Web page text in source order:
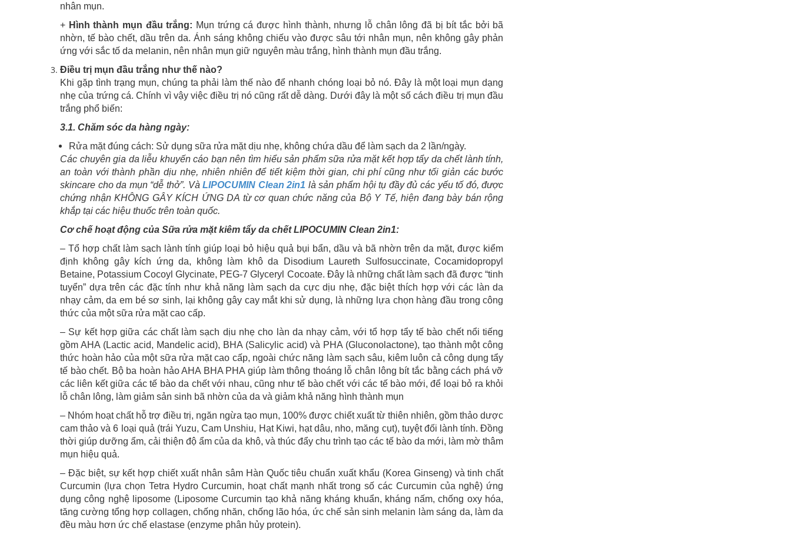
nhân mụn.
+ Hình thành mụn đầu trắng: Mụn trứng cá được hình thành, nhưng lỗ chân lông đã bị bít tắc bởi bã
nhờn, tế bào chết, dầu trên da. Ánh sáng không chiếu vào được sâu tới nhân mụn, nên không gây phản
ứng với sắc tố da melanin, nên nhân mụn giữ nguyên màu trắng, hình thành mụn đầu trắng.
Điều trị mụn đầu trắng như thế nào?
Khi gặp tình trạng mụn, chúng ta phải làm thế nào để nhanh chóng loại bỏ nó. Đây là một loại mụn dạng
nhẹ của trứng cá. Chính vì vậy việc điều trị nó cũng rất dễ dàng. Dưới đây là một số cách điều trị mụn đầu
trắng phổ biến:
3.1. Chăm sóc da hàng ngày:
Rửa mặt đúng cách: Sử dụng sữa rửa mặt dịu nhẹ, không chứa dầu để làm sạch da 2 lần/ngày.
Các chuyên gia da liễu khuyến cáo bạn nên tìm hiểu sản phẩm sữa rửa mặt kết hợp tẩy da chết lành tính,
an toàn với thành phần dịu nhẹ, nhiên nhiên để tiết kiệm thời gian, chi phí cũng như tối giản các bước
skincare cho da mụn “dễ thở”. VàLIPOCUMIN Clean 2in1 là sản phẩm hội tụ đầy đủ các yếu tố đó, được
chứng nhận KHÔNG GÂY KÍCH ỨNG DA từ cơ quan chức năng của Bộ Y Tế, hiện đang bày bán rộng
khắp tại các hiệu thuốc trên toàn quốc.
Cơ chế hoạt động của Sữa rửa mặt kiêm tẩy da chết LIPOCUMIN Clean 2in1:
– Tổ hợp chất làm sạch lành tính giúp loại bỏ hiệu quả bụi bẩn, dầu và bã nhờn trên da mặt, được kiểm
định không gây kích ứng da, không làm khô da Disodium Laureth Sulfosuccinate, Cocamidopropyl
Betaine, Potassium Cocoyl Glycinate, PEG-7 Glyceryl Cocoate. Đây là những chất làm sạch đã được “tinh
tuyển” dựa trên các đặc tính như khả năng làm sạch da cực dịu nhẹ, đặc biệt thích hợp với các làn da
nhạy cảm, da em bé sơ sinh, lại không gây cay mắt khi sử dụng, là những lựa chọn hàng đầu trong công
thức của một sữa rửa mặt cao cấp.
– Sự kết hợp giữa các chất làm sạch dịu nhẹ cho làn da nhạy cảm, với tổ hợp tẩy tế bào chết nổi tiếng
gồm AHA (Lactic acid, Mandelic acid), BHA (Salicylic acid) và PHA (Gluconolactone), tạo thành một công
thức hoàn hảo của một sữa rửa mặt cao cấp, ngoài chức năng làm sạch sâu, kiêm luôn cả công dụng tẩy
tế bào chết. Bộ ba hoàn hảo AHA BHA PHA giúp làm thông thoáng lỗ chân lông bít tắc bằng cách phá vỡ
các liên kết giữa các tế bào da chết với nhau, cũng như tế bào chết với các tế bào mới, để loại bỏ ra khỏi
lỗ chân lông, làm giảm sản sinh bã nhờn của da và giảm khả năng hình thành mụn
– Nhóm hoạt chất hỗ trợ điều trị, ngăn ngừa tạo mụn, 100% được chiết xuất từ thiên nhiên, gồm thảo dược
cam thảo và 6 loại quả (trái Yuzu, Cam Unshiu, Hạt Kiwi, hạt dâu, nho, măng cụt), tuyệt đối lành tính. Đồng
thời giúp dưỡng ẩm, cải thiện độ ẩm của da khô, và thúc đẩy chu trình tạo các tế bào da mới, làm mờ thâm
mụn hiệu quả.
– Đặc biệt, sự kết hợp chiết xuất nhân sâm Hàn Quốc tiêu chuẩn xuất khẩu (Korea Ginseng) và tinh chất
Curcumin (lựa chọn Tetra Hydro Curcumin, hoạt chất mạnh nhất trong số các Curcumin của nghệ) ứng
dụng công nghệ liposome (Liposome Curcumin tạo khả năng kháng khuẩn, kháng nấm, chống oxy hóa,
tăng cường tổng hợp collagen, chống nhăn, chống lão hóa, ức chế sản sinh melanin làm sáng da, làm da
đều màu hơn ức chế elastase (enzyme phân hủy protein).